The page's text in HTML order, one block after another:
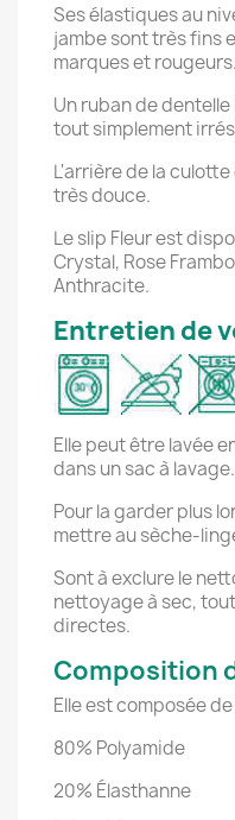
Ses élastiques au
jambe sont très fins
marques et rougeurs.
Un ruban de
tout simplement
L'arrière de la
très douce.
Le slip Fleur est
Crystal, Rose
Anthracite.
Entretien de
Elle peut être lavée
dans un sac à lavage.
Pour la garder plus
mettre au sèche-
Sont à exclure le
nettoyage à sec,
directes.
Composition
Elle est composée de
80% Polyamide
20% Élasthanne